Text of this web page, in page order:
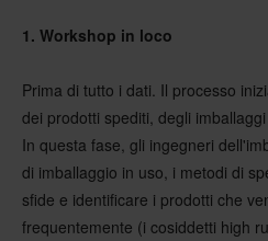
1. Workshop in loco
Prima di tutto i dati. Il processo
dei prodotti spediti, degli
In questa fase, gli ingegneri
di imballaggio in uso, i metodi di
sfide e identificare i prodotti che
frequentemente (i cosiddetti high